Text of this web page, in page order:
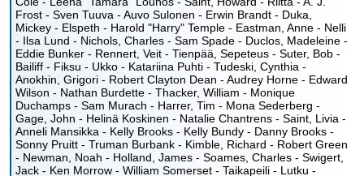
Frost - Sven Tuuva - Auvo Sulonen - Erwin Brandt - Duka,
Mickey - Elspeth - Harold "Harry" Temple - Eastman, Anne - Nelli
- Ilsa Lund - Nichols, Charles - Sam Spade - Duclos, Madeleine -
Eddie Bunker - Rennert, Veit - Tienpää, Sepeteus - Suter, Bob -
Bailiff - Fiksu - Ukko - Katariina Puhti - Tudeski, Cynthia -
Anokhin, Grigori - Robert Clayton Dean - Audrey Horne - Edward
Wilson - Nathan Burdette - Thacker, William - Monique
Duchamps - Sam Murach - Harrer, Tim - Mona Sederberg -
Gage, John - Helinä Koskinen - Natalie Chantrens - Saint, Livia -
Anneli Mansikka - Kelly Brooks - Kelly Bundy - Danny Brooks -
Sonny Pruitt - Truman Burbank - Kimble, Richard - Robert Green
- Newman, Noah - Holland, James - Soames, Charles - Swigert,
Jack - Ken Morrow - William Somerset - Taikapeili - Lutku -